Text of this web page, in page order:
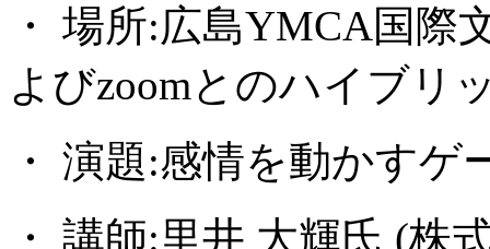
・ 場所:広島YMCA国際
よびzoomとのハイブリ
・ 演題:感情を動かす
・ 講師:里井 大輝氏 (株